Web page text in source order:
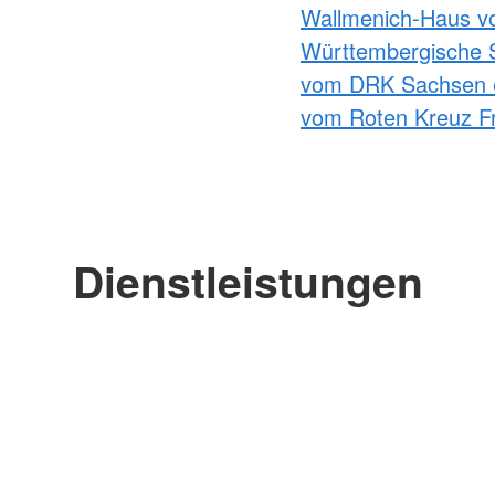
Wallmenich-Haus
Württembergische
vom DRK Sachsen
vom Roten Kreuz
Dienstleistungen